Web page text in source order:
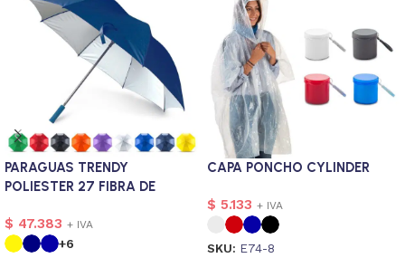
PARAGUAS TRENDY
POLIESTER 27 FIBRA DE
$ 47.383 + IVA
+6
CAPA PONCHO CYLINDER
$ 5.133 + IVA
SKU: E74-8